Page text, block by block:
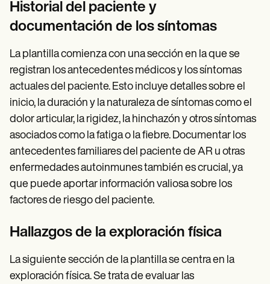
Historial del paciente y
documentación de los síntomas
La plantilla comienza con una sección en la que se
registran los antecedentes médicos y los síntomas
actuales del paciente. Esto incluye detalles sobre el
inicio, la duración y la naturaleza de síntomas como el
dolor articular, la rigidez, la hinchazón y otros síntomas
asociados como la fatiga o la fiebre. Documentar los
antecedentes familiares del paciente de AR u otras
enfermedades autoinmunes también es crucial, ya
que puede aportar información valiosa sobre los
factores de riesgo del paciente.
Hallazgos de la exploración física
La siguiente sección de la plantilla se centra en la
exploración física. Se trata de evaluar las